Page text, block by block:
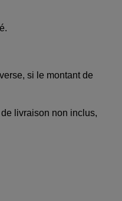
si le montant de
livraison non inclus,